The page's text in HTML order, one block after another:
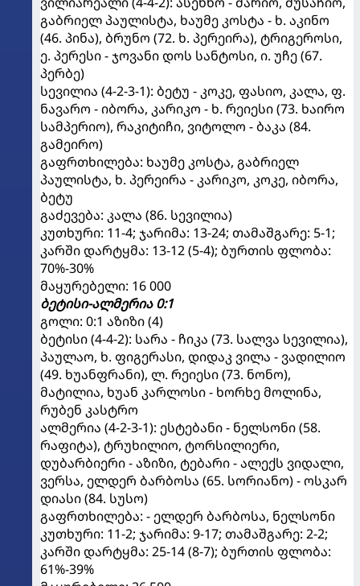
გაბრიელ პაულისტა, ხაუმე კოსტა - ხ. აკინო
(46. პინა), ბრუნო (72. ხ. პერეირა), ტრიგეროსი,
ე. პერესი - ჯოვანი დოს სანტოსი, ი. უჩე (67.
პერბე)
სევილია (4-2-3-1): ბეტუ - კოკე, ფასიო, კალა, ფ.
ნავარო - იბორა, კარიკო - ხ. რეიესი (73. ხაირო
სამპერიო), რაკიტიჩი, ვიტოლო - ბაკა (84.
გამეირო)
გაფრთხილება: ხაუმე კოსტა, გაბრიელ
პაულისტა, ხ. პერეირა - კარიკო, კოკე, იბორა,
ბეტუ
გაძევება: კალა (86. სევილია)
კუთხური: 11-4; ჯარიმა: 13-24; თამაშგარე: 5-1;
კარში დარტყმა: 13-12 (5-4); ბურთის ფლობა:
70%-30%
მაყურებელი: 16 000
ბეტისი-ალმერია 0:1
გოლი: 0:1 აზიზი (4)
ბეტისი (4-4-2): სარა - ჩიკა (73. სალვა სევილია),
პაულაო, ხ. ფიგერასი, დიდაკ ვილა - ვადილიო
(49. ხუანფრანი), ლ. რეიესი (73. ნონო),
მატილია, ხუან კარლოსი - ხორხე მოლინა,
რუბენ კასტრო
ალმერია (4-2-3-1): ესტებანი - ნელსონი (58.
რაფიტა), ტრუხილიო, ტორსილიერი,
დუბარბიერი - აზიზი, ტებარი - ალექს ვიდალი,
ვერსა, ელდერ ბარბოსა (65. სორიანო) - ოსკარ
დიასი (84. სუსო)
გაფრთხილება: - ელდერ ბარბოსა, ნელსონი
კუთხური: 11-2; ჯარიმა: 9-17; თამაშგარე: 2-2;
კარში დარტყმა: 25-14 (8-7); ბურთის ფლობა:
61%-39%